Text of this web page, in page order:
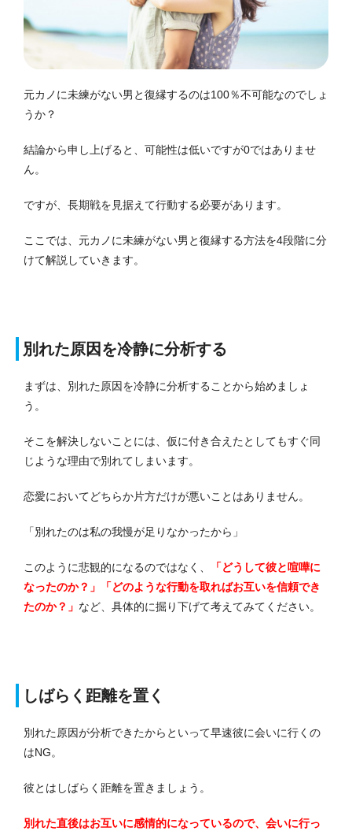
元カノに未練がない男と復縁するのは100％不可能なのでしょ
うか？
結論から申し上げると、可能性は低いですが0ではありませ
ん。
ですが、長期戦を見据えて行動する必要があります。
ここでは、元カノに未練がない男と復縁する方法を4段階に分
けて解説していきます。
別れた原因を冷静に分析する
まずは、別れた原因を冷静に分析することから始めましょ
う。
そこを解決しないことには、仮に付き合えたとしてもすぐ同
じような理由で別れてしまいます。
恋愛においてどちらか片方だけが悪いことはありません。
「別れたのは私の我慢が足りなかったから」
このように悲観的になるのではなく、
「どうして彼と喧嘩に
なったのか？」「どのような行動を取ればお互いを信頼でき
たのか？」 など、具体的に掘り下げて考えてみてください。
しばらく距離を置く
別れた原因が分析できたからといって早速彼に会いに行くの
はNG。
彼とはしばらく距離を置きましょう。
別れた直後はお互いに感情的になっているので、会いに行っ